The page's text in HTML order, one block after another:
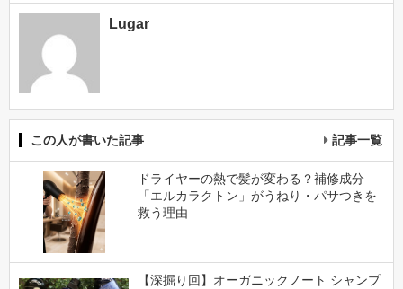
Lugar
この人が書いた記事 記事一覧
ドライヤーの熱で髪が変わる？補修成分
「エルカラクトン」がうねり・パサつきを
救う理由
【深掘り回】オーガニックノート シャンプ